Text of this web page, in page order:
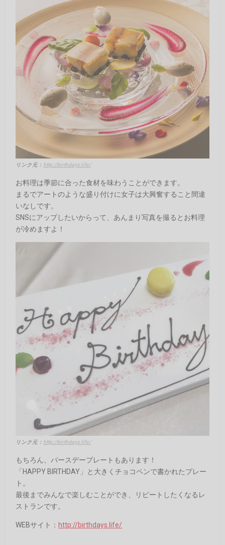
リンク元： http://birthdays.life/
お料理は季節に合った食材を味わうことができます。
まるでアートのような盛り付けに女子は大興奮すること間違
いなしです。
SNSにアップしたいからって、あんまり写真を撮るとお料理
が冷めますよ！
リンク元： http://birthdays.life/
もちろん、バースデープレートもあります！
「HAPPY BIRTHDAY」と大きくチョコペンで書かれたプレー
ト。
最後までみんなで楽しむことができ、リピートしたくなるレ
ストランです。
WEBサイト： http://birthdays.life/